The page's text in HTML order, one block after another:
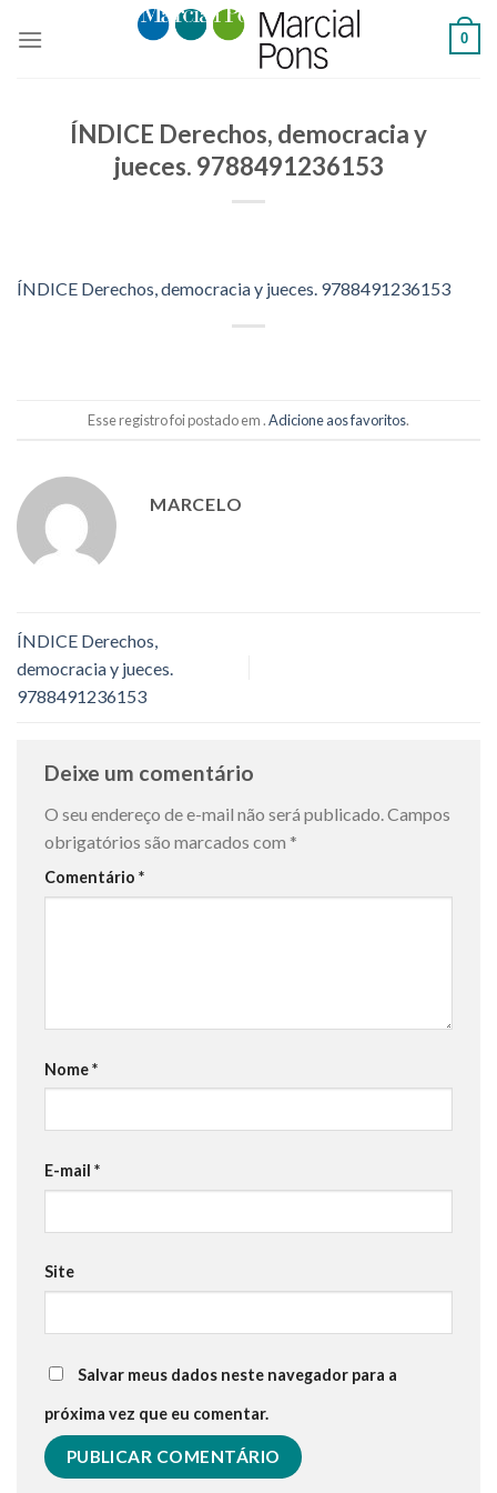
0
ÍNDICE Derechos, democracia y
jueces. 9788491236153
ÍNDICE Derechos, democracia y jueces. 9788491236153
Esse registro foi postado em .Adicione aos favoritos.
MARCELO
ÍNDICE Derechos,
democracia y jueces.
9788491236153
Deixe um comentário
O seu endereço de e-mail não será publicado.Campos
obrigatórios são marcados com *
Comentário *
Nome*
E-mail *
Site
Salvar meus dados neste navegador para a
próxima vez que eu comentar.